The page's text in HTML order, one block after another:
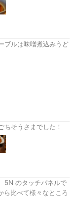
ブルは味噌煮込みうど
そうさまでした！
5N のタッチパネルで
ら比べて様々なところ